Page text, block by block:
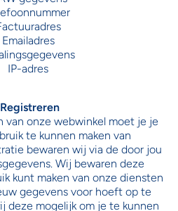
Emailadres
IP-adres
van onze webwinkel moet je je
te kunnen maken van
bewaren wij via de door jou
Wij bewaren deze
kunt maken van onze diensten
gegevens voor hoeft op te
deze mogelijk om je te kunnen